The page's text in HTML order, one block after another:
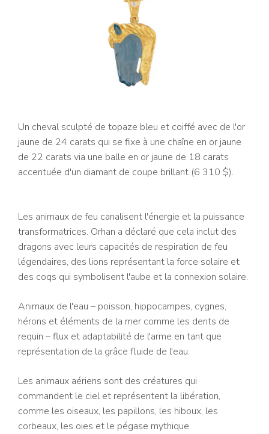
Un cheval sculpté de topaze bleu et coiffé avec de l'or
jaune de 24 carats qui se fixe à une chaîne en or jaune
de 22 carats via une balle en or jaune de 18 carats
accentuée d'un diamant de coupe brillant (6 310 $).
Les animaux de feu canalisent l'énergie et la puissance
transformatrices. Orhan a déclaré que cela inclut des
dragons avec leurs capacités de respiration de feu
légendaires, des lions représentant la force solaire et
des coqs qui symbolisent l'aube et la connexion solaire.
Animaux de l'eau – poisson, hippocampes, cygnes,
hérons et éléments de la mer comme les dents de
requin – flux et adaptabilité de l'arme en tant que
représentation de la grâce fluide de l'eau.
Les animaux aériens sont des créatures qui
commandent le ciel et représentent la libération,
comme les oiseaux, les papillons, les hiboux, les
corbeaux, les oies et le pégase mythique.